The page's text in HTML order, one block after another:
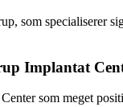
som specialiserer
Implantat
som meget